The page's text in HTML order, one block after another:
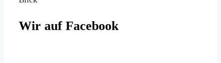
Wir auf Facebook